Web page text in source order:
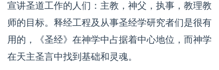
宣讲圣道工作的人们：主教，神父，执事，教理教
师的目标。释经工程及从事圣经学研究者们是很有
用的，《圣经》在神学中占据着中心地位，而神学
在天主圣言中找到基础和灵魂。